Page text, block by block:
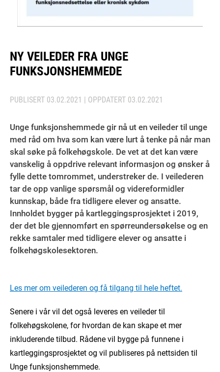
NY VEILEDER FRA UNGE
FUNKSJONSHEMMEDE
PUBLISERT 03.02.2021 | OPPDATERT 03.02.2021
Unge funksjonshemmede gir nå ut en veileder til unge
med råd om hva som kan være lurt å tenke på når man
skal søke på folkehøgskole. De vet at det kan være
vanskelig å oppdrive relevant informasjon og ønsker å
fylle dette tomrommet, understreker de. I veilederen
tar de opp vanlige spørsmål og videreformidler
kunnskap, både fra tidligere elever og ansatte.
Innholdet bygger på kartleggingsprosjektet i 2019,
der det ble gjennomført en spørreundersøkelse og en
rekke samtaler med tidligere elever og ansatte i
folkehøgskolesektoren.
Les mer om veilederen og få tilgang til hele heftet.
Senere i vår vil det også leveres en veileder til
folkehøgskolene, for hvordan de kan skape et mer
inkluderende tilbud. Rådene vil bygge på funnene i
kartleggingsprosjektet og vil publiseres på nettsiden til
Unge funksjonshemmede.